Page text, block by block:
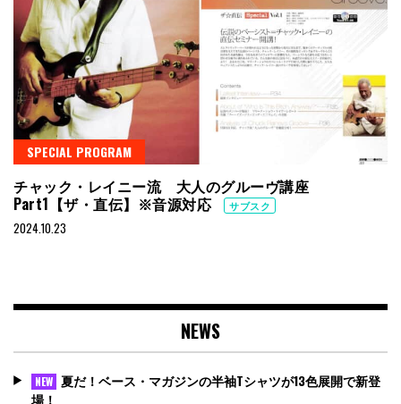
SPECIAL PROGRAM
チャック・レイニー流 大人のグルーヴ講座
Part1【ザ・直伝】※音源対応
サブスク
2024.10.23
NEWS
NEW 夏だ！ベース・マガジンの半袖Tシャツが13色展開で新登
場！